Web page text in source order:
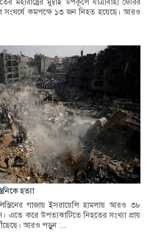
সংঘর্ষে কমপক্ষে ১৩ জন নিহত হয়েছে। আরও
হত্যা
গাজায় ইসরায়েলি হামলায় আরও ৩৮
এতে করে উপত্যকাটিতে নিহতের সংখ্যা প্রায়
আরও পড়ুন :...